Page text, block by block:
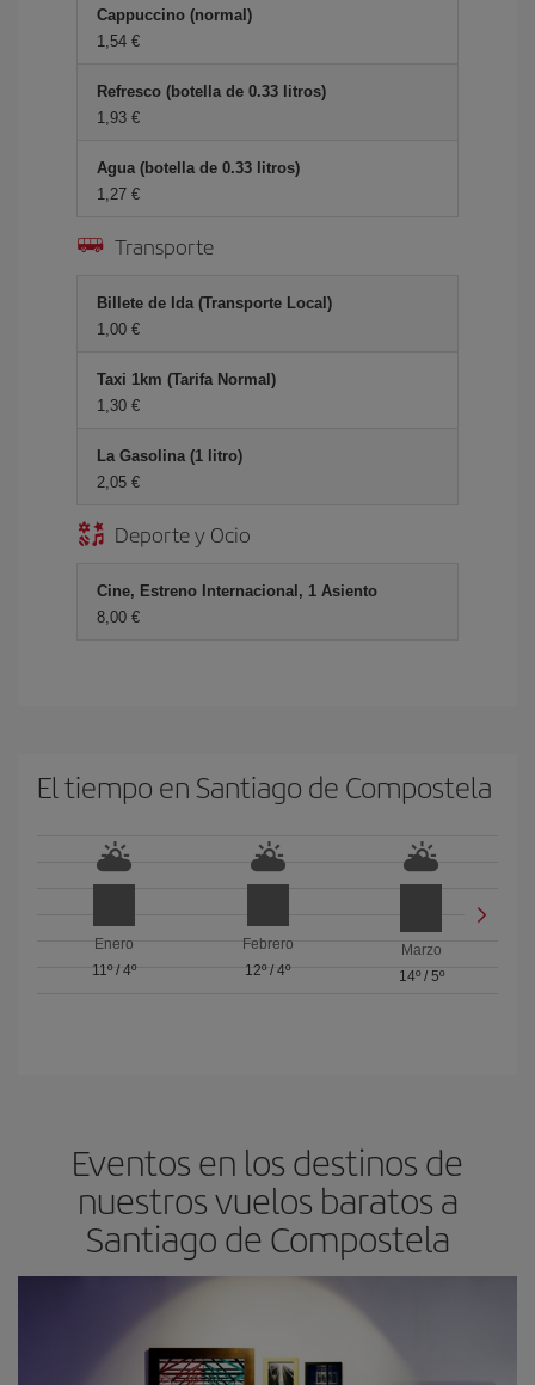
Cappuccino (normal)
1,54 €
Refresco (botella de 0.33 litros)
1,93 €
Agua (botella de 0.33 litros)
1,27 €
Transporte
Billete de Ida (Transporte Local)
1,00 €
Taxi 1km (Tarifa Normal)
1,30 €
La Gasolina (1 litro)
2,05 €
Deporte y Ocio
Cine, Estreno Internacional, 1 Asiento
8,00 €
El tiempo en Santiago de Compostela
Enero
11º/ 4º
Febrero
12º/ 4º
Marzo
14º/ 5º
Eventos en los destinos de
nuestros vuelos baratos a
Santiago de Compostela